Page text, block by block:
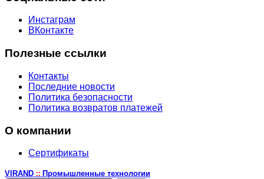
Инстаграм
ВКонтакте
Полезные ссылки
Контакты
Последние новости
Политика безопасности
Политика возвратов платежей
О компании
Сертификаты
VIRAND :: Промышленные технологии